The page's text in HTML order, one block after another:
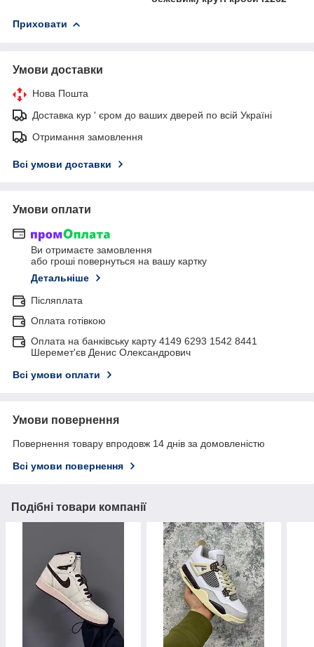
Приховати
Умови доставки
Нова Пошта
Доставка кур ' єром до ваших дверей по всій Україні
Отримання замовлення
Всі умови доставки
Умови оплати
Ви отримаєте замовлення
або гроші повернуться на вашу картку
Детальніше
Післяплата
Оплата готівкою
Оплата на банківську карту 4149 6293 1542 8441
Шеремет'єв Денис Олександрович
Всі умови оплати
Умови повернення
Повернення товару впродовж 14 днів за домовленістю
Всі умови повернення
Подібні товари компанії